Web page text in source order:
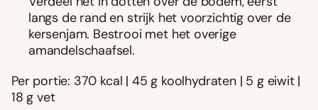
langs de rand en strijk het voorzichtig over de
kersenjam. Bestrooi met het overige
amandelschaafsel.
Per portie: 370 kcal | 45 g koolhydraten | 5 g eiwit |
18 g vet